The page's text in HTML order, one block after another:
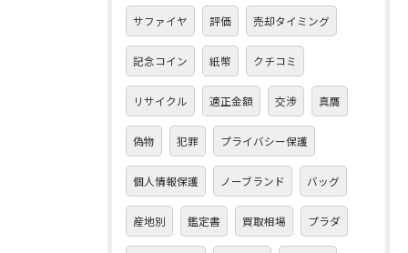
サファイヤ 評価 売却タイミング
記念コイン 紙幣 クチコミ
リサイクル 適正金額 交渉 真贋
偽物 犯罪 プライバシー保護
個人情報保護 ノーブランド バッグ
産地別 鑑定書 買取相場 プラダ